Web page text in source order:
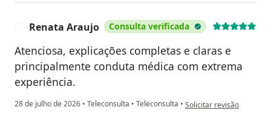
Renata Araujo Consulta verificada
Atenciosa, explicações completas e claras e
principalmente conduta médica com extrema
experiência.
28 de julho de 2026 • Teleconsulta • Teleconsulta • na opinião do utilizador
Solicitar revisão